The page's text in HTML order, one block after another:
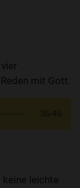
mit Gott.
35:45
leichte